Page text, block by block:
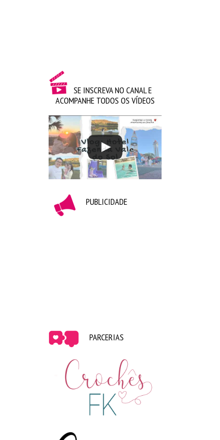
Achei muito interessantes essas informações, muitas
vezes comemoramos uma data e nem sabemos o
Espero que tenham gostado!
SE INSCREVA NO CANAL E
ACOMPANHE TODOS OS VÍDEOS
PUBLICIDADE
PARCERIAS